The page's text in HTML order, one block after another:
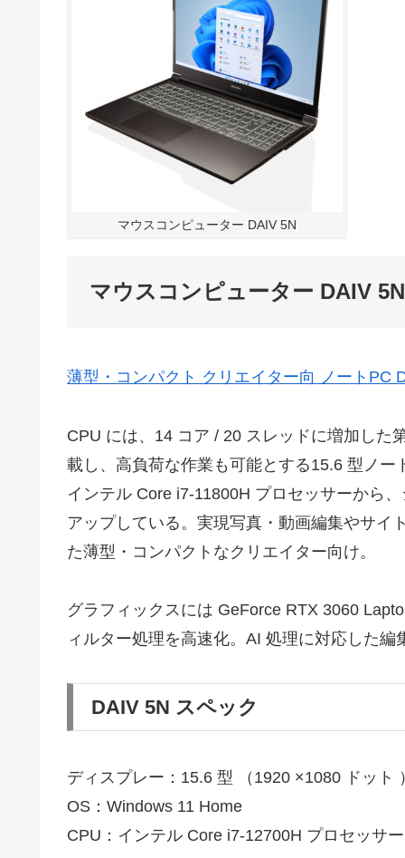
マウスコンピューター DAIV 5N
マウスコンピューター DAIV 5N
薄型・コンパクト クリエイター向 ノートPC
CPU には、14 コア / 20 スレッドに増加した
載し、高負荷な作業も可能とする15.6 型ノ
インテル Core i7-11800H プロセッサーから
アップしている。実現写真・動画編集やサイ
た薄型・コンパクトなクリエイター向け。
グラフィックスには GeForce RTX 3060
ィルター処理を高速化。AI 処理に対応した
DAIV 5N スペック
ディスプレー：15.6 型 （1920 ×1080 ドット
OS：Windows 11 Home
CPU：インテル Core i7-12700H プロセッサー